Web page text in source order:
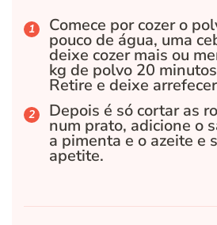
Comece por cozer o
pouco de água, uma
deixe cozer mais ou
kg de polvo 20
Retire e deixe arrefecer
Depois é só cortar as
num prato, adicione o
a pimenta e o azeite e
apetite.